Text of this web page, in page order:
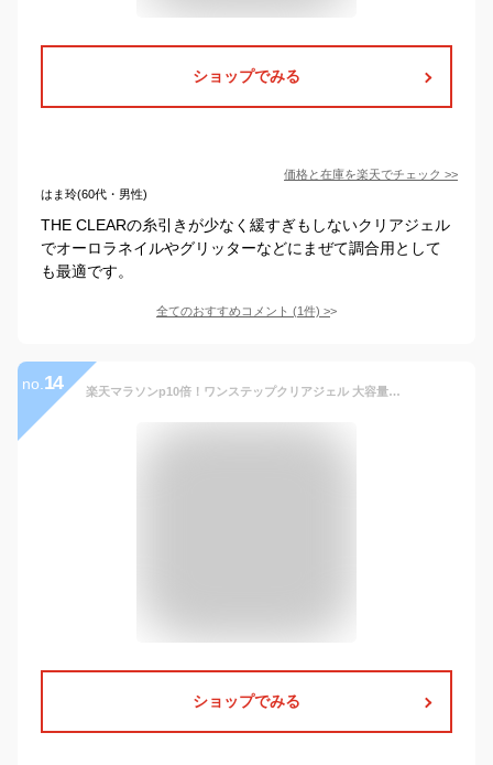
ショップでみる
価格と在庫を楽天でチェック >>
はま玲(60代・男性)
THE CLEARの糸引きが少なく緩すぎもしないクリアジェル
でオーロラネイルやグリッターなどにまぜて調合用として
も最適です。
全てのおすすめコメント (1件) >
no. 14 楽天マラソンp10倍！ワンステップクリアジェル 大容量15ml ジェルネイル クリアジェル ノンワイプ ノンサンディング ベースジェル ＆ トップジェル 2in1 ベース不要 トップ不要 拭き取り不要 サンディング不要 マニキュア感覚で塗れるポリッシュネイル La Curie
ショップでみる